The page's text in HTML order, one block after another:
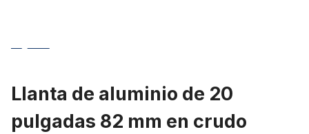
Llanta de aluminio de 20
pulgadas 82 mm en crudo